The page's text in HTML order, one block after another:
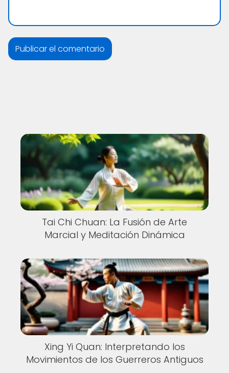
Tai Chi Chuan: La Fusión de Arte
Marcial y Meditación Dinámica
Xing Yi Quan: Interpretando los
Movimientos de los Guerreros Antiguos